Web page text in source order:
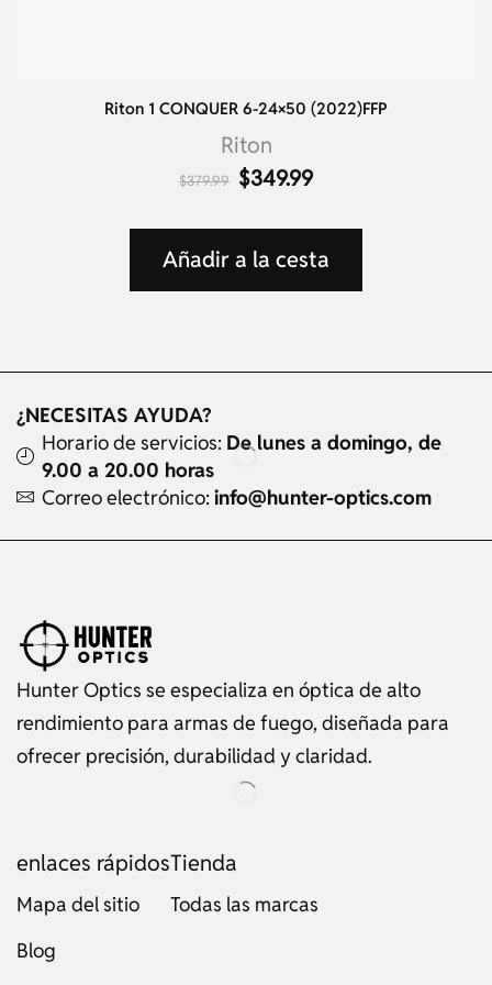
Riton 1 CONQUER 6-24×50 (2022)FFP
Riton
$379.99 $349.99
Añadir a la cesta
¿NECESITAS AYUDA?
Horario de servicios: De lunes a domingo, de
9.00 a 20.00 horas
Correo electrónico: info@hunter-optics.com
Hunter Optics se especializa en óptica de alto
rendimiento para armas de fuego, diseñada para
ofrecer precisión, durabilidad y claridad.
enlaces rápidos
Mapa del sitio
Blog
Tienda
Todas las marcas